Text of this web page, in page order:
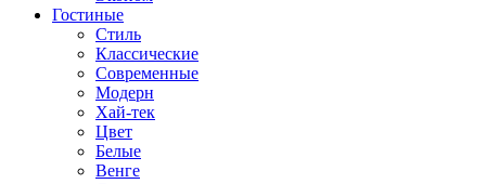
Гостиные
Стиль
Классические
Современные
Модерн
Хай-тек
Цвет
Белые
Венге